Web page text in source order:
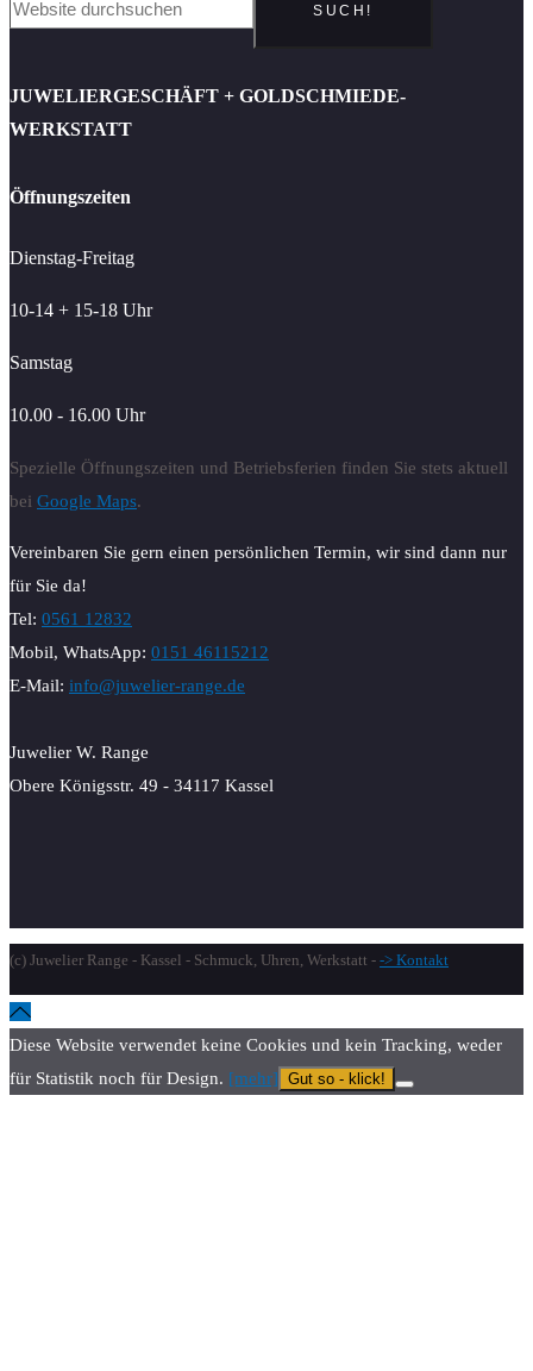
SUCH!
JUWELIERGESCHÄFT + GOLDSCHMIEDE-
WERKSTATT
Öffnungszeiten
Dienstag-Freitag
10-14 + 15-18 Uhr
Samstag
10.00 - 16.00 Uhr
Spezielle Öffnungszeiten und Betriebsferien finden Sie stets aktuell
bei Google Maps.
Vereinbaren Sie gern einen persönlichen Termin, wir sind dann nur
für Sie da!
Tel: 0561 12832
Mobil, WhatsApp: 0151 46115212
E-Mail: info@juwelier-range.de
Juwelier W. Range
Obere Königsstr. 49 - 34117 Kassel
(c) Juwelier Range - Kassel - Schmuck, Uhren, Werkstatt - -> Kontakt
Diese Website verwendet keine Cookies und kein Tracking, weder
für Statistik noch für Design. [mehr] Gut so - klick!